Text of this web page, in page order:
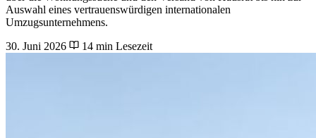
Auswahl eines vertrauenswürdigen internationalen
Umzugsunternehmens.
30. Juni 2026
14 min Lesezeit